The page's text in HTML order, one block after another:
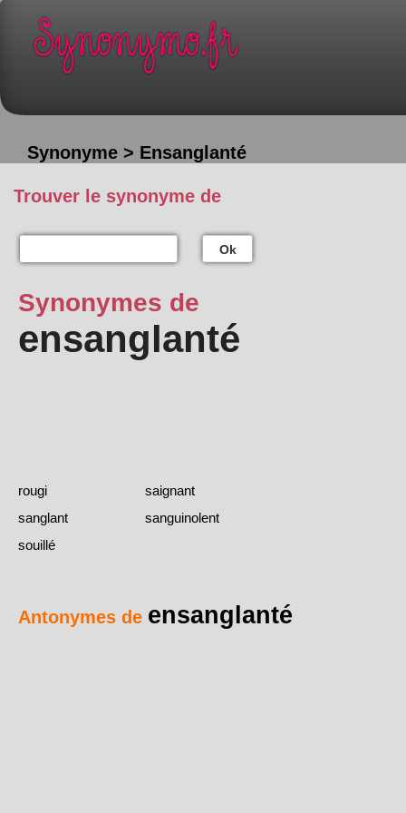
Synonyme > Ensanglanté
Trouver le synonyme de
Ok
Synonymes de
ensanglanté
rougi
saignant
sanglant
sanguinolent
souillé
Antonymes de ensanglanté